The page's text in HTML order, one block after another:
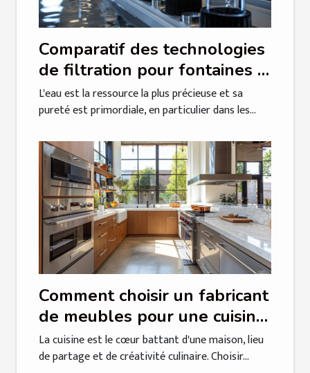
Comparatif des technologies
de filtration pour fontaines à
eau en milieu professionnel
L'eau est la ressource la plus précieuse et sa
pureté est primordiale, en particulier dans les...
Comment choisir un fabricant
de meubles pour une cuisine
sur mesure
La cuisine est le cœur battant d'une maison, lieu
de partage et de créativité culinaire. Choisir...